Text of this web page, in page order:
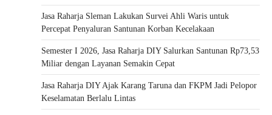
Jasa Raharja Sleman Lakukan Survei Ahli Waris untuk
Percepat Penyaluran Santunan Korban Kecelakaan
Semester I 2026, Jasa Raharja DIY Salurkan Santunan Rp73,53
Miliar dengan Layanan Semakin Cepat
Jasa Raharja DIY Ajak Karang Taruna dan FKPM Jadi Pelopor
Keselamatan Berlalu Lintas